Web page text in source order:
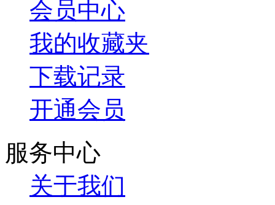
会员中心
我的收藏夹
下载记录
开通会员
服务中心
关于我们